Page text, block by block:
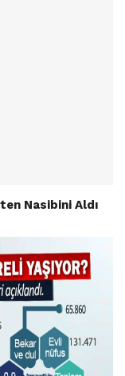
Nasibini Aldı